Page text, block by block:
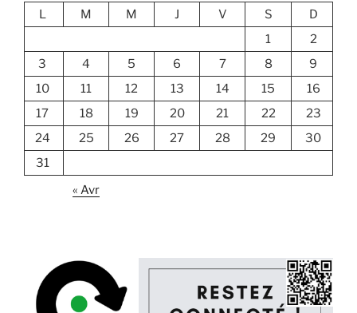
L
M M J V S
D
1
2
3
4 5 6 7 8
9
10
11 12 13 14 15
16
17
18 19 20 21 22
23
24
25 26 27 28 29
30
31
« Avr